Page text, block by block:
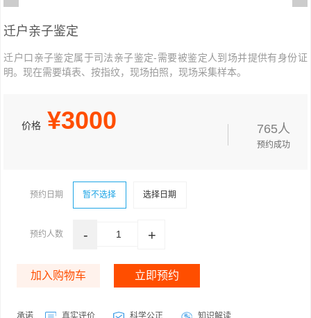
迁户亲子鉴定
迁户口亲子鉴定属于司法亲子鉴定-需要被鉴定人到场并提供有身份证
明。现在需要填表、按指纹，现场拍照，现场采集样本。
价格 ¥3000 765人
预约成功
预约日期 暂不选择 选择日期
预约人数 - 1 +
加入购物车 立即预约
承诺 真实评价 科学公正 知识解读